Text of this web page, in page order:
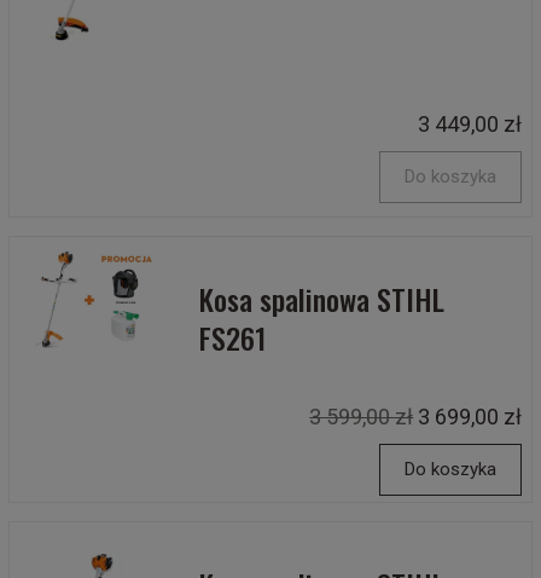
3 449,00 zł
Do koszyka
Kosa spalinowa STIHL
FS261
3 599,00 zł 3 699,00 zł
Do koszyka